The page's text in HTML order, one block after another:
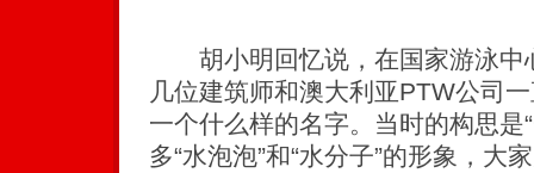
胡小明回忆说，在国家游泳中
几位建筑师和澳大利亚PTW公司
一个什么样的名字。当时的构思是
多“水泡泡”和“水分子”的形象，大